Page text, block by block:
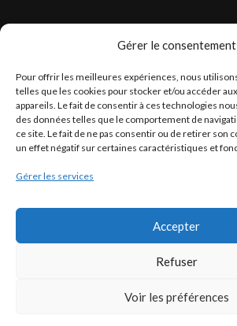
Gérer le consentement
Pour offrir les meilleures expériences, nous
telles que les cookies pour stocker et/ou accéder
appareils. Le fait de consentir à ces technologies
des données telles que le comportement de
ce site. Le fait de ne pas consentir ou de retirer son
un effet négatif sur certaines caractéristiques et
Gérer les services
Accepter
Refuser
Voir les préférences
Législation Gasoil Fioul GNR
Législation Essence
Législation Adblue
Législation Eau
Législation Lubrifiant
Législation Phytosanitaire